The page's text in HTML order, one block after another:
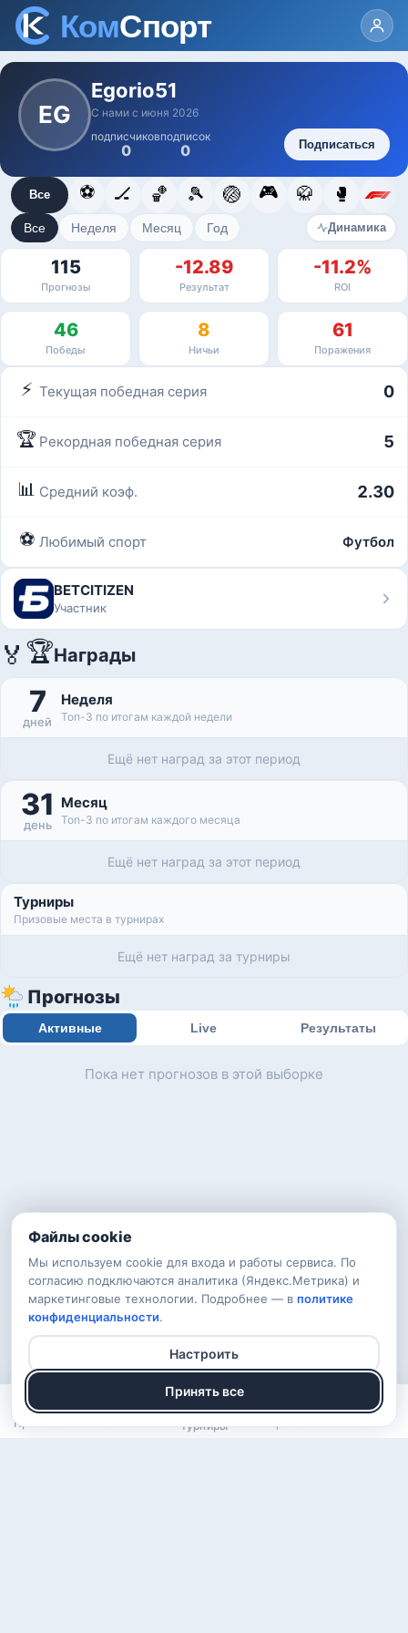
Файлы cookie
Мы используем cookie для входа и работы сервиса. По
согласию подключаются аналитика (Яндекс.Метрика) и
маркетинговые технологии. Подробнее — в политике
конфиденциальности.
Настроить
Принять все
EG
Egorio51
С нами с июня 2026
подписчиков
0
подписок
0 Подписаться
Все ⚽ 🏒 🏀 🎾 🏐 🎮 🥋 🥊
Все Неделя Месяц Год Динамика
115
Прогнозы
-12.89
Результат
-11.2%
ROI
46
Победы
8
Ничьи
61
Поражения
⚡ Текущая победная серия 0
🏆 Рекордная победная серия 5
📊 Средний коэф. 2.30
⚽ Любимый спорт Футбол
BETCITIZEN
Участник
🏅 🏆Награды
7
дней
Неделя
Топ-3 по итогам каждой недели
Ещё нет наград за этот период
31
день
Месяц
Топ-3 по итогам каждого месяца
Ещё нет наград за этот период
Турниры
Призовые места в турнирах
Ещё нет наград за турниры
Прогнозы
Активные Live Результаты
Пока нет прогнозов в этой выборке
Прогнозы Рейтинг Турниры Арена Войти